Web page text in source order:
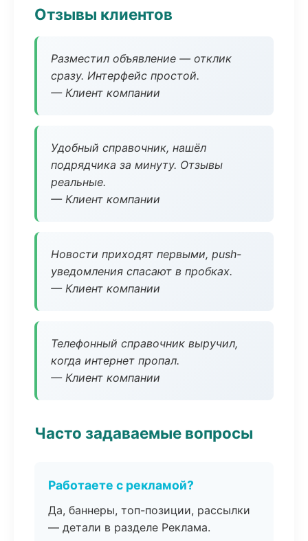
Отзывы клиентов
Разместил объявление — отклик
сразу. Интерфейс простой.
— Клиент компании
Удобный справочник, нашёл
подрядчика за минуту. Отзывы
реальные.
— Клиент компании
Новости приходят первыми, push-
уведомления спасают в пробках.
— Клиент компании
Телефонный справочник выручил,
когда интернет пропал.
— Клиент компании
Часто задаваемые вопросы
Работаете с рекламой?
Да, баннеры, топ-позиции, рассылки
— детали в разделе Реклама.